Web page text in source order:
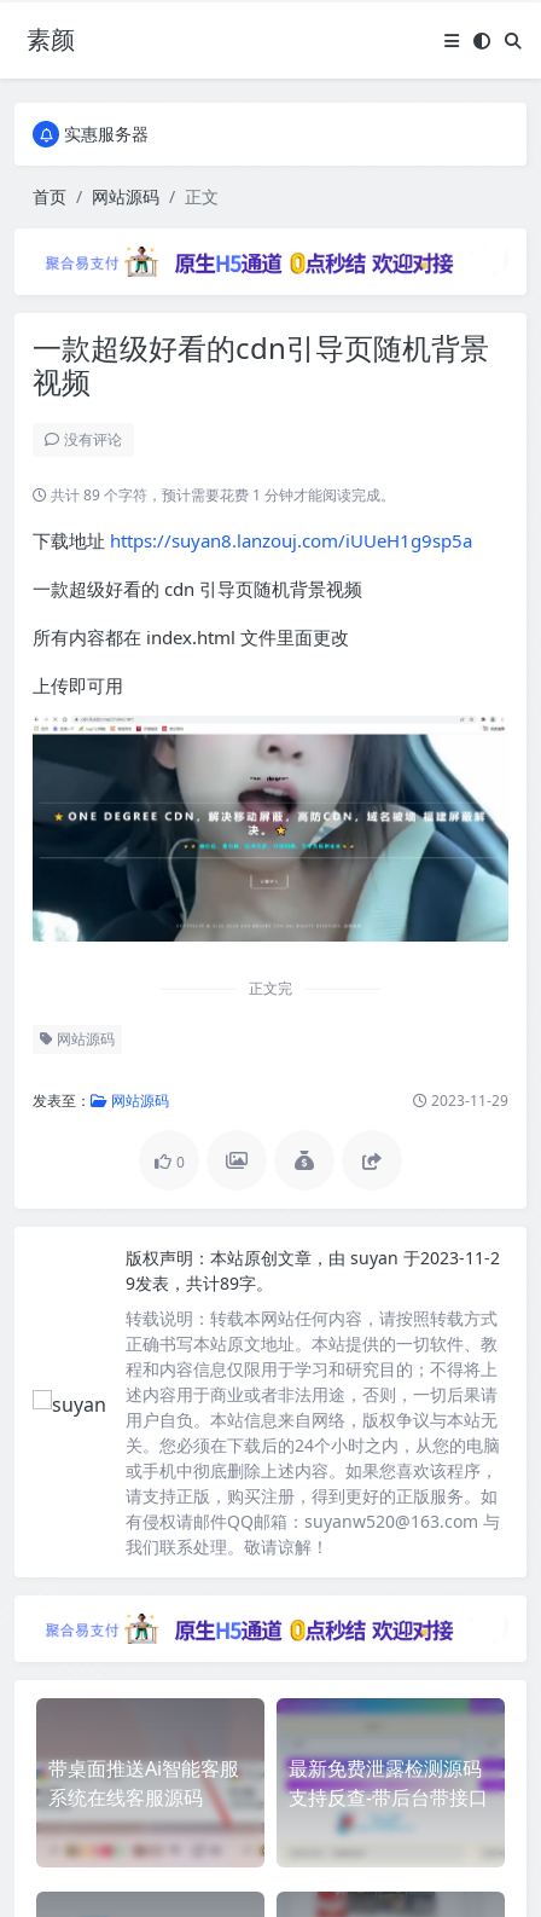
素颜全国免费包邮流量卡
实惠服务器
实惠服务器
首页 网站源码 正文
一款超级好看的cdn引导页随机背景
视频
没有评论
共计 89 个字符，预计需要花费 1 分钟才能阅读完成。
下载地址 https://suyan8.lanzouj.com/iUUeH1g9sp5a
一款超级好看的 cdn 引导页随机背景视频
所有内容都在 index.html 文件里面更改
上传即可用
正文完
网站源码
发表至： 网站源码 2023-11-29
0
版权声明： 本站原创文章，由 suyan 于2023-11-2
9发表，共计89字。
转载说明： 转载本网站任何内容，请按照转载方式
正确书写本站原文地址。本站提供的一切软件、教
程和内容信息仅限用于学习和研究目的；不得将上
述内容用于商业或者非法用途，否则，一切后果请
用户自负。本站信息来自网络，版权争议与本站无
关。您必须在下载后的24个小时之内，从您的电脑
或手机中彻底删除上述内容。如果您喜欢该程序，
请支持正版，购买注册，得到更好的正版服务。如
有侵权请邮件QQ邮箱：suyanw520@163.com 与
我们联系处理。敬请谅解！
带桌面推送Ai智能客服
系统在线客服源码
最新免费泄露检测源码
支持反查-带后台带接口